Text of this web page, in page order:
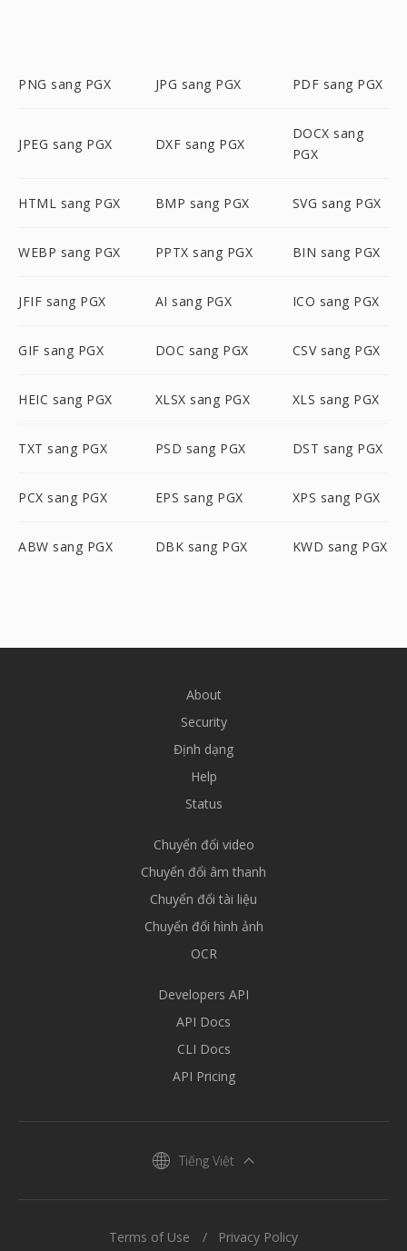
PNG sang PGX JPG sang PGX PDF sang PGX
JPEG sang PGX DXF sang PGX
DOCX sang
PGX
HTML sang PGX BMP sang PGX SVG sang PGX
WEBP sang PGX PPTX sang PGX BIN sang PGX
JFIF sang PGX AI sang PGX ICO sang PGX
GIF sang PGX DOC sang PGX CSV sang PGX
HEIC sang PGX XLSX sang PGX XLS sang PGX
TXT sang PGX PSD sang PGX DST sang PGX
PCX sang PGX EPS sang PGX XPS sang PGX
ABW sang PGX DBK sang PGX KWD sang PGX
About
Security
Định dạng
Help
Status
Chuyển đổi video
Chuyển đổi âm thanh
Chuyển đổi tài liệu
Chuyển đổi hình ảnh
OCR
Developers API
API Docs
CLI Docs
API Pricing
Tiếng Việt
Terms of Use Privacy Policy